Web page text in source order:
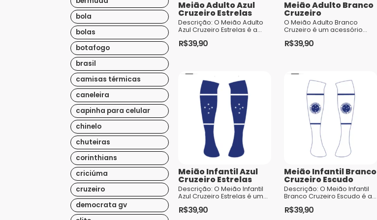
bola
bolas
botafogo
brasil
camisas térmicas
caneleira
capinha para celular
chinelo
chuteiras
corinthians
criciúma
cruzeiro
democrata gv
Meião Adulto Azul
Cruzeiro Estrelas
Descrição: O Meião Adulto
Azul Cruzeiro Estrelas é a
torcedores apaixonados
quem pratica esportes...
R$39,90
Meião Adulto Branco
Cruzeiro
O Meião Adulto Branco
Cruzeiro é um acessório
torcedores apaixonados
R$39,90
Meião Infantil Azul
Cruzeiro Estrelas
Descrição: O Meião Infantil
Azul Cruzeiro Estrelas é uma
pequenos cruzeirenses e
R$39,90
Meião Infantil Branco
Cruzeiro Escudo
Descrição: O Meião Infantil
Branco Cruzeiro Escudo é a
pequenos torcedores que
R$39,90